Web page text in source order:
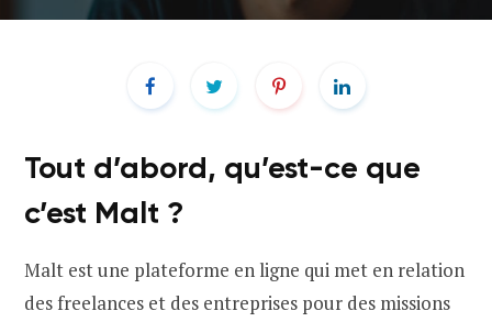
Tout d’abord, qu’est-ce que
c’est Malt ?
Malt est une plateforme en ligne qui met en relation
des freelances et des entreprises pour des missions